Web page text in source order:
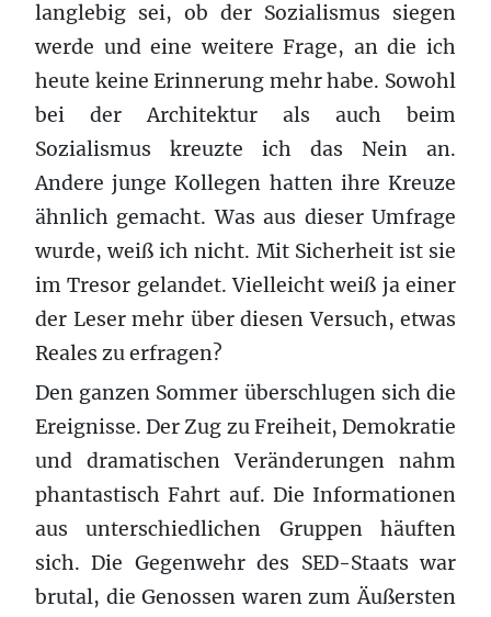
langlebig sei, ob der Sozialismus siegen
werde und eine weitere Frage, an die ich
heute keine Erinnerung mehr habe. Sowohl
bei der Architektur als auch beim
Sozialismus kreuzte ich das Nein an.
Andere junge Kollegen hatten ihre Kreuze
ähnlich gemacht. Was aus dieser Umfrage
wurde, weiß ich nicht. Mit Sicherheit ist sie
im Tresor gelandet. Vielleicht weiß ja einer
der Leser mehr über diesen Versuch, etwas
Reales zu erfragen?
Den ganzen Sommer überschlugen sich die
Ereignisse. Der Zug zu Freiheit, Demokratie
und dramatischen Veränderungen nahm
phantastisch Fahrt auf. Die Informationen
aus unterschiedlichen Gruppen häuften
sich. Die Gegenwehr des SED-Staats war
brutal, die Genossen waren zum Äußersten